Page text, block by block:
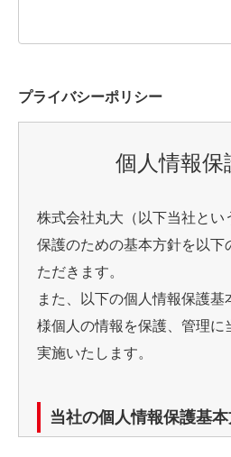
プライバシーポリシー
個人情報保
株式会社丸大（以下当社とい
保護のための基本方針を以下
ただきます。
また、以下の個人情報保護
様個人の情報を保護、管理に
実施いたします。
当社の個人情報保護基